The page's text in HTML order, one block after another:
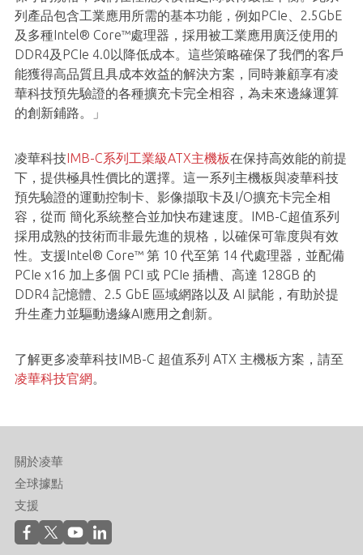
列產品包含工業應用所需的基本功能，例如PCIe、2.5GbE
及多種Intel® Core™處理器，採用被工業應用廣泛使用的
DDR4及PCIe 4.0以降低成本。這些策略確保了我們的客戶
能獲得高品質且具成本效益的解決方案，同時兼顧享有凌
華科技預先驗證的各種擴充卡完全相容，為未來邊緣運算
的創新鋪路。」
凌華科技IMB-C系列工業級ATX主機板在保持高效能的前提
下，提供極具性價比的選擇。這一系列主機板與凌華科技
預先驗證的運動控制卡、影像擷取卡及I/O擴充卡完全相
容，從而 簡化系統整合並加快布建速度。IMB-C超值系列
採用成熟的技術而非最先進的規格，以確保可靠度與有效
性。支援Intel® Core™ 第 10 代至第 14 代處理器，並配備
PCIe x16 加上多個 PCI 或 PCIe 插槽、高達 128GB 的
DDR4 記憶體、2.5 GbE 區域網路以及 AI 賦能，有助於提
升生產力並驅動邊緣AI應用之創新。
了解更多凌華科技IMB-C 超值系列 ATX 主機板方案，請至
凌華科技官網。
關於凌華
全球據點
支援